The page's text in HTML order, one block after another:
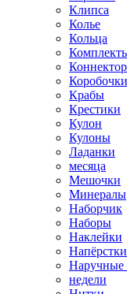
Клипса
Колье
Кольца
Коробочки
Крабы
Крестики
Кулон
Кулоны
Ладанки
месяца
Мешочки
Минералы
Наборчик
Наборы
Наклейки
Напёрстки
Наручные
недели